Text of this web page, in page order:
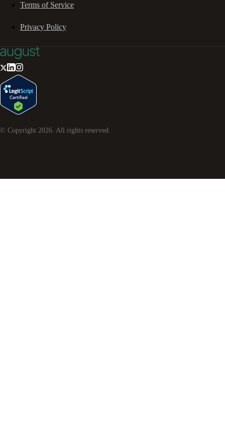
Terms of Service
Privacy Policy
© Copyright 2026 . All rights reserved.